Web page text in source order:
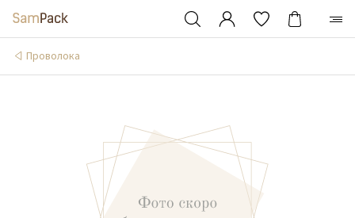
Проволока